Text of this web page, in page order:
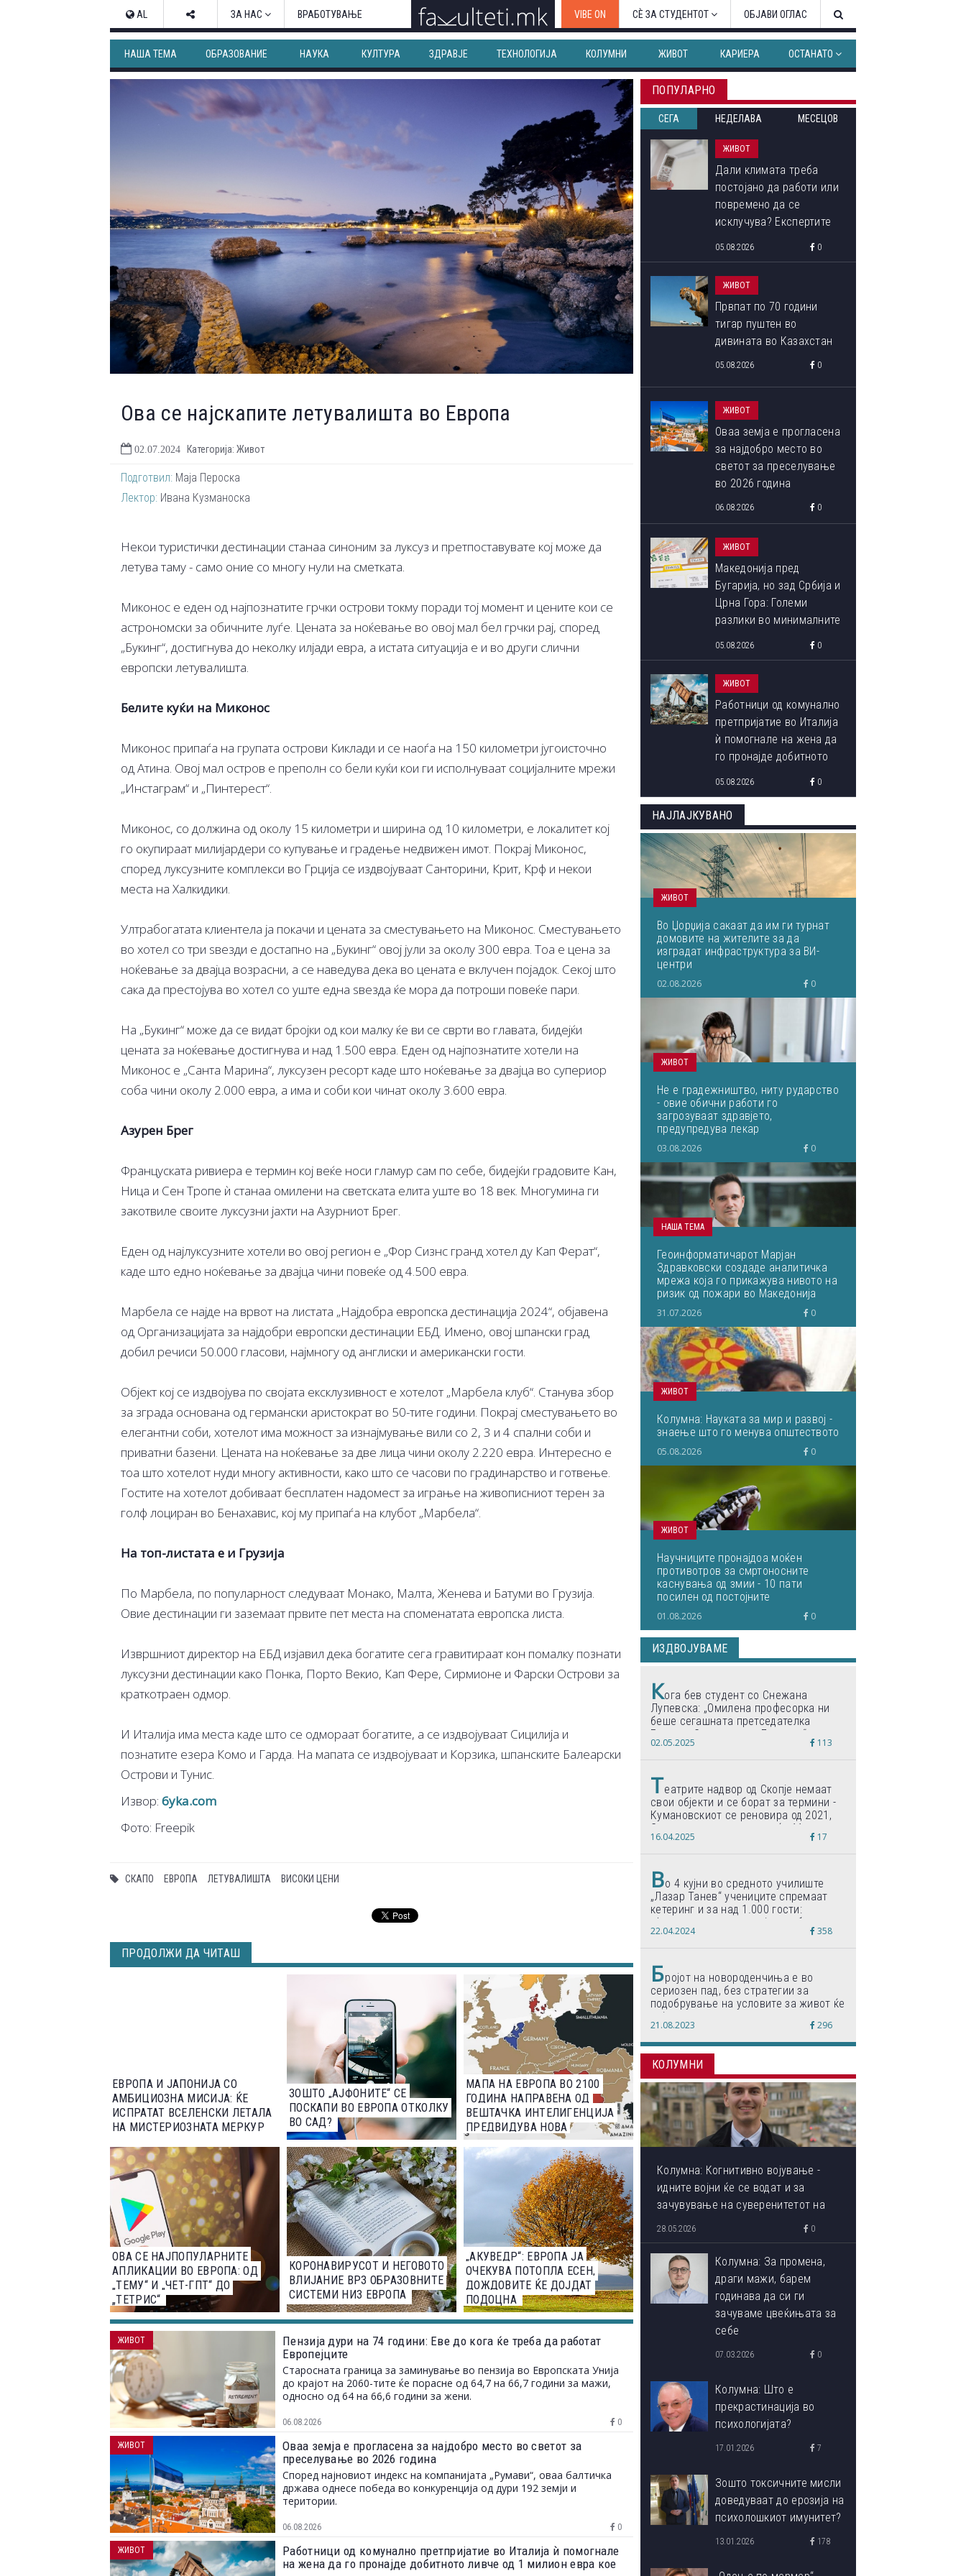
AL ЗА НАС ВРАБОТУВАЊЕ VIBE ON СЀ ЗА СТУДЕНТОТ ОБЈАВИ ОГЛАС
НАША ТЕМА ОБРАЗОВАНИЕ НАУКА КУЛТУРА ЗДРАВЈЕ ТЕХНОЛОГИЈА КОЛУМНИ ЖИВОТ КАРИЕРА ОСТАНАТО
Ова се најскапите летувалишта во Европа
02.07.2024 Категорија: Живот
Подготвил: Маја Пероска
Лектор: Ивана Кузманоска
Некои туристички дестинации станаа синоним за луксуз и претпоставувате кој може да
летува таму - само оние со многу нули на сметката.
Миконос е еден од најпознатите грчки острови токму поради тој момент и цените кои се
астрономски за обичните луѓе. Цената за ноќевање во овој мал бел грчки рај, според
„Букинг“, достигнува до неколку илјади евра, а истата ситуација е и во други слични
европски летувалишта.
Белите куќи на Миконос
Миконос припаѓа на групата острови Киклади и се наоѓа на 150 километри југоисточно
од Атина. Овој мал остров е преполн со бели куќи кои ги исполнуваат социјалните мрежи
„Инстаграм“ и „Пинтерест“.
Миконос, со должина од околу 15 километри и ширина од 10 километри, е локалитет кој
го окупираат милијардери со купување и градење недвижен имот. Покрај Миконос,
според луксузните комплекси во Грција се издвојуваат Санторини, Крит, Крф и некои
места на Халкидики.
Ултрабогатата клиентела ја покачи и цената за сместувањето на Миконос. Сместувањето
во хотел со три ѕвезди е достапно на „Букинг“ овој јули за околу 300 евра. Тоа е цена за
ноќевање за двајца возрасни, а се наведува дека во цената е вклучен појадок. Секој што
сака да престојува во хотел со уште една ѕвезда ќе мора да потроши повеќе пари.
На „Букинг“ може да се видат бројки од кои малку ќе ви се сврти во главата, бидејќи
цената за ноќевање достигнува и над 1.500 евра. Еден од најпознатите хотели на
Миконос е „Санта Марина“, луксузен ресорт каде што ноќевање за двајца во супериор
соба чини околу 2.000 евра, а има и соби кои чинат околу 3.600 евра.
Азурен Брег
Француската ривиера е термин кој веќе носи гламур сам по себе, бидејќи градовите Кан,
Ница и Сен Тропе ѝ станаа омилени на светската елита уште во 18 век. Многумина ги
закотвиле своите луксузни јахти на Азурниот Брег.
Еден од најлуксузните хотели во овој регион е „Фор Сизнс гранд хотел ду Кап Ферат“,
каде што едно ноќевање за двајца чини повеќе од 4.500 евра.
Марбела се најде на врвот на листата „Најдобра европска дестинација 2024“, објавена
од Организацијата за најдобри европски дестинации ЕБД. Имено, овој шпански град
добил речиси 50.000 гласови, најмногу од англиски и американски гости.
Објект кој се издвојува по својата ексклузивност е хотелот „Марбела клуб“. Станува збор
за зграда основана од германски аристократ во 50-тите години. Покрај сместувањето во
елегантни соби, хотелот има можност за изнајмување вили со 2, 3 и 4 спални соби и
приватни базени. Цената на ноќевање за две лица чини околу 2.220 евра. Интересно е
тоа што хотелот нуди многу активности, како што се часови по градинарство и готвење.
Гостите на хотелот добиваат бесплатен надомест за играње на живописниот терен за
голф лоциран во Бенахавис, кој му припаѓа на клубот „Марбела“.
На топ-листата е и Грузија
По Марбела, по популарност следуваат Монако, Малта, Женева и Батуми во Грузија.
Овие дестинации ги заземаат првите пет места на споменатата европска листа.
Извршниот директор на ЕБД изјавил дека богатите сега гравитираат кон помалку познати
луксузни дестинации како Понка, Порто Векио, Кап Фере, Сирмионе и Фарски Острови за
краткотраен одмор.
И Италија има места каде што се одмораат богатите, а се издвојуваат Сицилија и
познатите езера Комо и Гарда. На мапата се издвојуваат и Корзика, шпанските Балеарски
Острови и Тунис.
Извор: 6yka.com
Фото: Freepik
СКАПО ЕВРОПА ЛЕТУВАЛИШТА ВИСОКИ ЦЕНИ
ПРОДОЛЖИ ДА ЧИТАШ
ЕВРОПА И ЈАПОНИЈА СО
АМБИЦИОЗНА МИСИЈА: ЌЕ
ИСПРАТАТ ВСЕЛЕНСКИ ЛЕТАЛА
НА МИСТЕРИОЗНАТА МЕРКУР
ЗОШТО „АЈФОНИТЕ“ СЕ
ПОСКАПИ ВО ЕВРОПА ОТКОЛКУ
ВО САД?
МАПА НА ЕВРОПА ВО 2100
ГОДИНА НАПРАВЕНА ОД
ВЕШТАЧКА ИНТЕЛИГЕНЦИЈА
ПРЕДВИДУВА НОВА
ЈУГОСЛАВИЈА
ОВА СЕ НАЈПОПУЛАРНИТЕ
АПЛИКАЦИИ ВО ЕВРОПА: ОД
„ТЕМУ“ И „ЧЕТ-ГПТ“ ДО
„ТЕТРИС“
КОРОНАВИРУСОТ И НЕГОВОТО
ВЛИЈАНИЕ ВРЗ ОБРАЗОВНИТЕ
СИСТЕМИ НИЗ ЕВРОПА
„АКУВЕДР“: ЕВРОПА ЈА
ОЧЕКУВА ПОТОПЛА ЕСЕН,
ДОЖДОВИТЕ ЌЕ ДОЈДАТ
ПОДОЦНА
Пензија дури на 74 години: Еве до кога ќе треба да работат
Европејците
Старосната граница за заминување во пензија во Европската Унија
до крајот на 2060-тите ќе порасне од 64,7 на 66,7 години за мажи,
односно од 64 на 66,6 години за жени.
06.08.2026 0
ЖИВОТ
Оваа земја е прогласена за најдобро место во светот за
преселување во 2026 година
Според најновиот индекс на компанијата „Румави“, оваа балтичка
држава однесе победа во конкуренција од дури 192 земји и
територии.
06.08.2026 0
ЖИВОТ
Работници од комунално претпријатие во Италија ѝ помогнале
на жена да го пронајде добитното ливче од 1 милион евра кое
ЖИВОТ
ПОПУЛАРНО
СЕГА НЕДЕЛАВА МЕСЕЦОВ
ЖИВОТ
Дали климата треба
постојано да работи или
повремено да се
исклучува? Експертите
троши помалку струја
05.08.2026 0
ЖИВОТ
Првпат по 70 години
тигар пуштен во
дивината во Казахстан
05.08.2026 0
ЖИВОТ
Оваа земја е прогласена
за најдобро место во
светот за преселување
во 2026 година
06.08.2026 0
ЖИВОТ
Македонија пред
Бугарија, но зад Србија и
Црна Гора: Големи
разлики во минималните
05.08.2026 0
ЖИВОТ
Работници од комунално
претпријатие во Италија
ѝ помогнале на жена да
го пронајде добитното
депонија
05.08.2026 0
НАЈЛАЈКУВАНО
ЖИВОТ
Во Џорџија сакаат да им ги турнат
домовите на жителите за да
изградат инфраструктура за ВИ-
центри
02.08.2026 0
ЖИВОТ
Не е градежништво, ниту рударство
- овие обични работи го
загрозуваат здравјето,
предупредува лекар
03.08.2026 0
НАША ТЕМА
Геоинформатичарот Марјан
Здравковски создаде аналитичка
мрежа која го прикажува нивото на
ризик од пожари во Македонија
31.07.2026 0
ЖИВОТ
Колумна: Науката за мир и развој -
знаење што го менува општеството
05.08.2026 0
ЖИВОТ
Научниците пронајдоа моќен
противотров за смртоносните
каснувања од змии - 10 пати
посилен од постојните
01.08.2026 0
ИЗДВОЈУВАМЕ
Кога бев студент со Снежана
Лупевска: „Омилена професорка ни
беше сегашната претседателка
Гордана Сиљановска-Давкова“
02.05.2025 113
Театрите надвор од Скопје немаат
свои објекти и се борат за термини -
Кумановскиот се реновира од 2021,
Струмичкиот се гради веќе 11 години
16.04.2025 17
Во 4 кујни во средното училиште
„Лазар Танев“ учениците спремаат
кетеринг и за над 1.000 гости:
„Формиравме компанија и работиме
по светски стандарди“
22.04.2024 358
Бројот на новороденчиња е во
сериозен пад, без стратегии за
подобрување на условите за живот ќе
дојде до затворање на училишта,
предупредуваат експертите
21.08.2023 296
КОЛУМНИ
Колумна: Когнитивно војување -
идните војни ќе се водат и за
зачувување на суверенитетот на
сопствениот ум
28.05.2026 0
Колумна: За промена,
драги мажи, барем
годинава да си ги
зачуваме цвеќињата за
себе
07.03.2026 0
Колумна: Што е
прекрастинација во
психологијата?
17.01.2026 7
Зошто токсичните мисли
доведуваат до ерозија на
психолошкиот имунитет?
13.01.2026 178